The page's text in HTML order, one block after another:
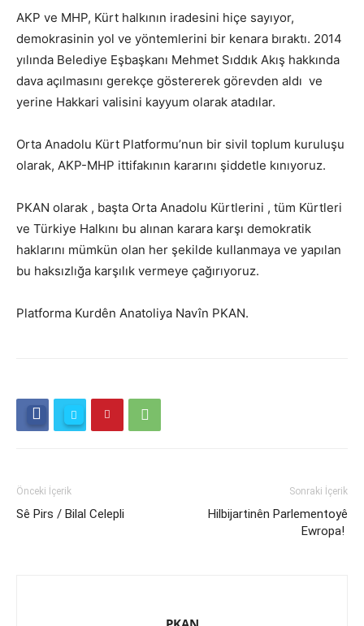
AKP ve MHP, Kürt halkının iradesini hiçe sayıyor,
demokrasinin yol ve yöntemlerini bir kenara bıraktı. 2014
yılında Belediye Eşbaşkanı Mehmet Sıddık Akış hakkında
dava açılmasını gerekçe göstererek görevden aldı ve
yerine Hakkari valisini kayyum olarak atadılar.
Orta Anadolu Kürt Platformu’nun bir sivil toplum kuruluşu
olarak, AKP-MHP ittifakının kararını şiddetle kınıyoruz.
PKAN olarak , başta Orta Anadolu Kürtlerini , tüm Kürtleri
ve Türkiye Halkını bu alınan karara karşı demokratik
haklarını mümkün olan her şekilde kullanmaya ve yapılan
bu haksızlığa karşılık vermeye çağırıyoruz.
Platforma Kurdên Anatoliya Navîn PKAN.
Önceki İçerik
Sê Pirs / Bilal Celepli
Sonraki İçerik
Hilbijartinên Parlementoyê
Ewropa!